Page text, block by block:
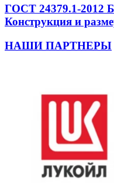
ГОСТ 24379.1-2012
Конструкция и
НАШИ ПАРТНЕРЫ